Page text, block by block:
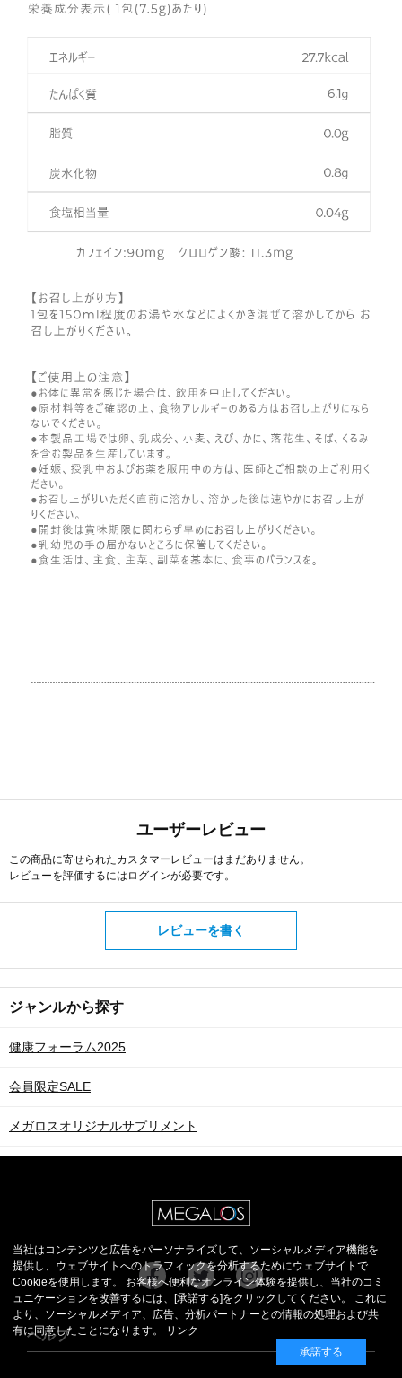
ユーザーレビュー
この商品に寄せられたカスタマーレビューはまだありません。
レビューを評価するには ログインが必要です。
レビューを書く
ジャンルから探す
健康フォーラム2025
会員限定SALE
メガロスオリジナルサプリメント
ヘルプ
当社はコンテンツと広告をパーソナライズして、ソーシャルメディア機能を
提供し、ウェブサイトへのトラフィックを分析するためにウェブサイトで
Cookieを使用します。 お客様へ便利なオンライン体験を提供し、当社のコミ
ュニケーションを改善するには、[承諾する]をクリックしてください。 これに
より、ソーシャルメディア、広告、分析パートナーとの情報の処理および共
有に同意したことになります。
リンク
承諾する